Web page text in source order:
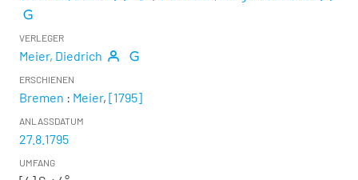
VERLEGER
Meier, Diedrich
ERSCHIENEN
Bremen : Meier, [1795]
ANLASSDATUM
27.8.1795
UMFANG